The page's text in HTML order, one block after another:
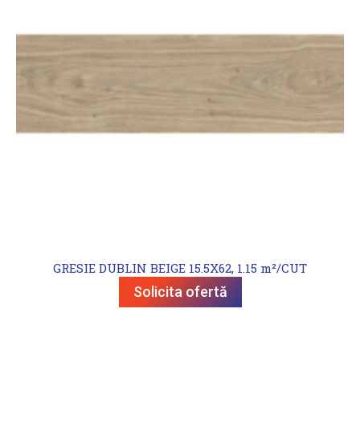
GRESIE DUBLIN BEIGE 15.5X62, 1.15 m²/CUT
Solicita ofertă